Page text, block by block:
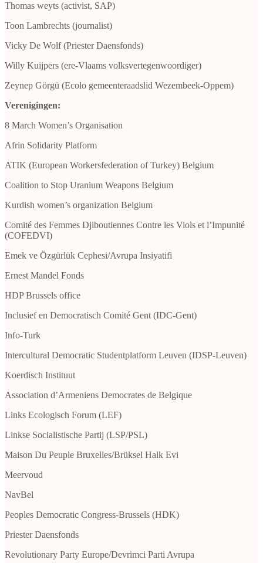
Thomas weyts (activist, SAP)
Toon Lambrechts (journalist)
Vicky De Wolf (Priester Daensfonds)
Willy Kuijpers (ere-Vlaams volksvertegenwoordiger)
Zeynep Görgü (Ecolo gemeenteraadslid Wezembeek-Oppem)
Verenigingen:
8 March Women’s Organisation
Afrin Solidarity Platform
ATIK (European Workersfederation of Turkey) Belgium
Coalition to Stop Uranium Weapons Belgium
Kurdish women’s organization Belgium
Comité des Femmes Djiboutiennes Contre les Viols et l’Impunité
(COFEDVI)
Emek ve Özgürlük Cephesi/Avrupa Insiyatifi
Ernest Mandel Fonds
HDP Brussels office
Inclusief en Democratisch Comité Gent (IDC-Gent)
Info-Turk
Intercultural Democratic Studentplatform Leuven (IDSP-Leuven)
Koerdisch Instituut
Association d’Armeniens Democrates de Belgique
Links Ecologisch Forum (LEF)
Linkse Socialistische Partij (LSP/PSL)
Maison Du Peuple Bruxelles/Brüksel Halk Evi
Meervoud
NavBel
Peoples Democratic Congress-Brussels (HDK)
Priester Daensfonds
Revolutionary Party Europe/Devrimci Parti Avrupa